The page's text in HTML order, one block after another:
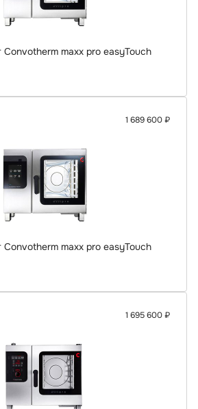
Convotherm maxx pro easyTouch
1 689 600 ₽
Convotherm maxx pro easyTouch
1 695 600 ₽